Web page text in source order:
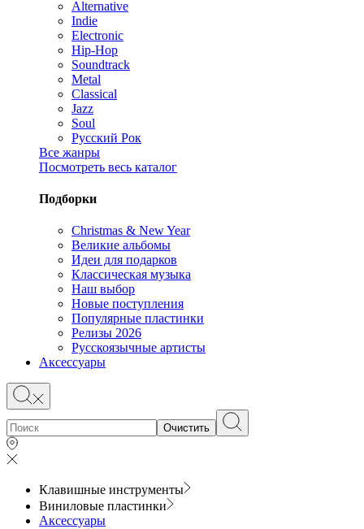
Alternative
Indie
Electronic
Hip-Hop
Soundtrack
Metal
Classical
Jazz
Soul
Русский Рок
Все жанры
Посмотреть весь каталог
Подборки
Christmas & New Year
Великие альбомы
Идеи для подарков
Классическая музыка
Наш выбор
Новые поступления
Популярные пластинки
Релизы 2026
Русскоязычные артисты
Аксессуары
Очистить
Клавишные инструменты
Виниловые пластинки
Аксессуары